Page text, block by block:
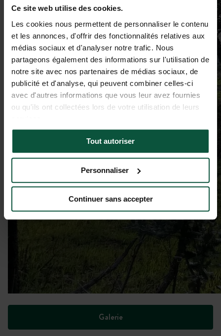
Ce site web utilise des cookies.
Les cookies nous permettent de personnaliser le contenu
et les annonces, d'offrir des fonctionnalités relatives aux
médias sociaux et d'analyser notre trafic. Nous
partageons également des informations sur l'utilisation de
notre site avec nos partenaires de médias sociaux, de
publicité et d'analyse, qui peuvent combiner celles-ci
avec d'autres informations que vous leur avez fournies
ou qu'ils ont collectées lors de votre utilisation de leurs
Tout autoriser
Personnaliser
Continuer sans accepter
Galerie